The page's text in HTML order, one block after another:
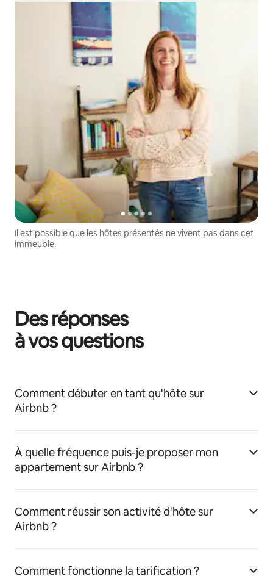
Il est possible que les hôtes présentés ne vivent pas dans cet
immeuble.
Des réponses
à vos questions
Comment débuter en tant qu'hôte sur
Airbnb ?
À quelle fréquence puis-je proposer mon
appartement sur Airbnb ?
Comment réussir son activité d'hôte sur
Airbnb ?
Comment fonctionne la tarification ?